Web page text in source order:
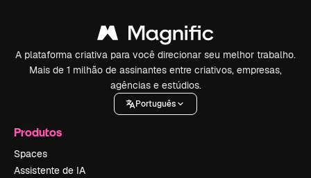
A plataforma criativa para você direcionar seu melhor trabalho.
Mais de 1 milhão de assinantes entre criativos, empresas,
agências e estúdios.
Português
Produtos
Spaces
Assistente de IA